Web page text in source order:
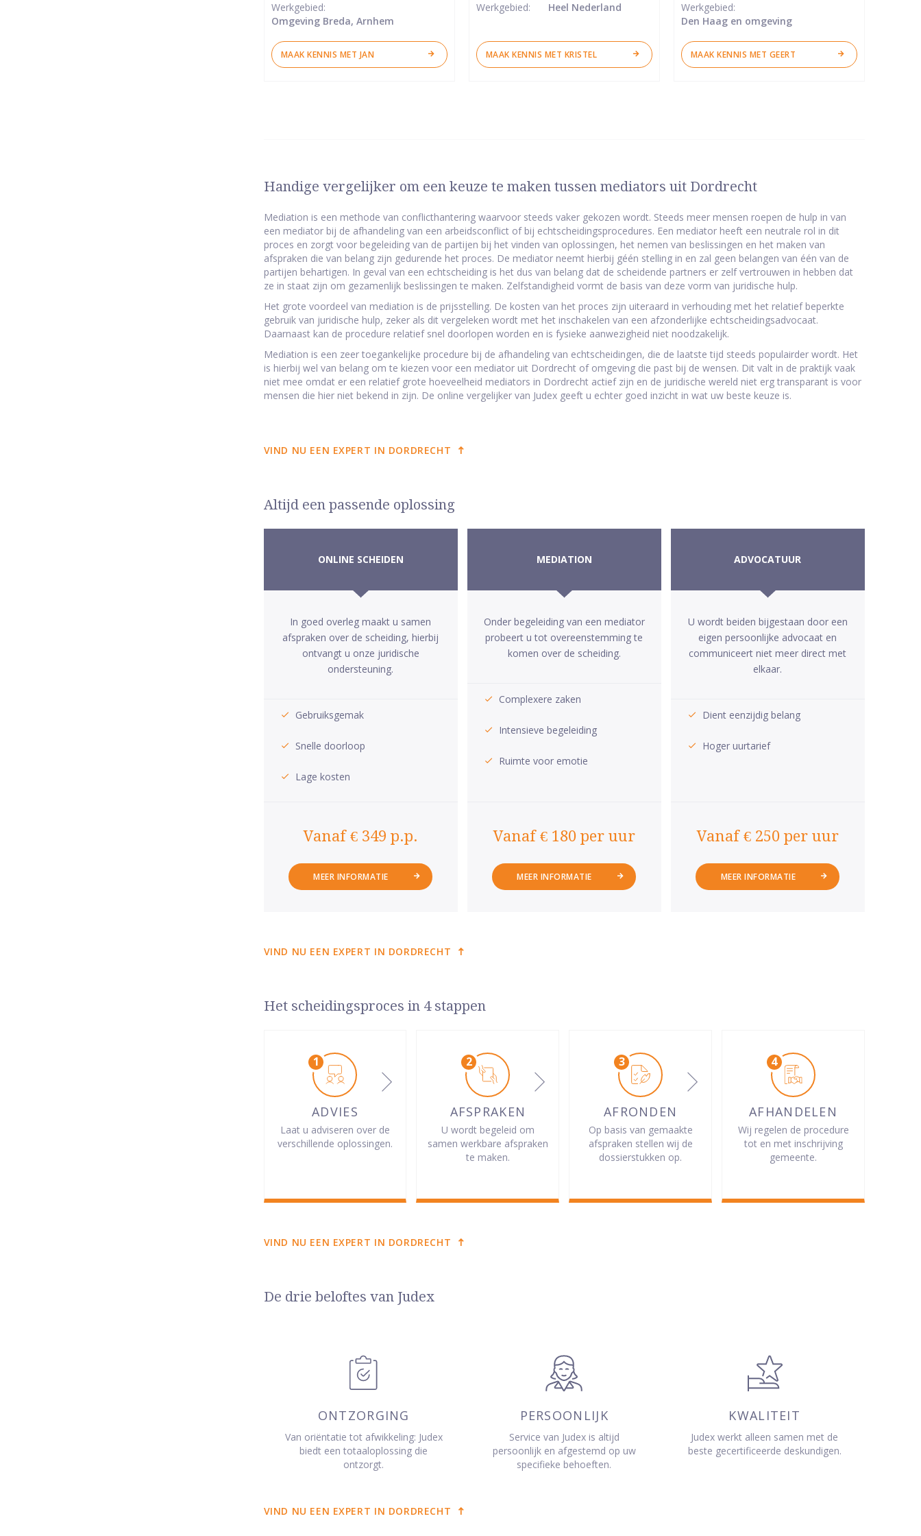
Werkgebied:
Omgeving Breda, Arnhem
MAAK KENNIS MET JAN
Werkgebied:
Heel Nederland
MAAK KENNIS MET KRISTEL
Werkgebied:
Den Haag en omgeving
MAAK KENNIS MET GEERT
Handige vergelijker om een keuze te maken tussen mediators uit Dordrecht
Mediation is een methode van conflicthantering waarvoor steeds vaker gekozen wordt. Steeds meer mensen roepen de hulp in van
een mediator bij de afhandeling van een arbeidsconflict of bij echtscheidingsprocedures. Een mediator heeft een neutrale rol in dit
proces en zorgt voor begeleiding van de partijen bij het vinden van oplossingen, het nemen van beslissingen en het maken van
afspraken die van belang zijn gedurende het proces. De mediator neemt hierbij géén stelling in en zal geen belangen van één van de
partijen behartigen. In geval van een echtscheiding is het dus van belang dat de scheidende partners er zelf vertrouwen in hebben dat
ze in staat zijn om gezamenlijk beslissingen te maken. Zelfstandigheid vormt de basis van deze vorm van juridische hulp.
Het grote voordeel van mediation is de prijsstelling. De kosten van het proces zijn uiteraard in verhouding met het relatief beperkte
gebruik van juridische hulp, zeker als dit vergeleken wordt met het inschakelen van een afzonderlijke echtscheidingsadvocaat.
Daarnaast kan de procedure relatief snel doorlopen worden en is fysieke aanwezigheid niet noodzakelijk.
Mediation is een zeer toegankelijke procedure bij de afhandeling van echtscheidingen, die de laatste tijd steeds populairder wordt. Het
is hierbij wel van belang om te kiezen voor een mediator uit Dordrecht of omgeving die past bij de wensen. Dit valt in de praktijk vaak
niet mee omdat er een relatief grote hoeveelheid mediators in Dordrecht actief zijn en de juridische wereld niet erg transparant is voor
mensen die hier niet bekend in zijn. De online vergelijker van Judex geeft u echter goed inzicht in wat uw beste keuze is.
VIND NU EEN EXPERT IN DORDRECHT
Altijd een passende oplossing
ONLINE SCHEIDEN
In goed overleg maakt u samen
afspraken over de scheiding, hierbij
ontvangt u onze juridische
ondersteuning.
Gebruiksgemak
Snelle doorloop
Lage kosten
Vanaf € 349 p.p.
MEER INFORMATIE
MEDIATION
Onder begeleiding van een mediator
probeert u tot overeenstemming te
komen over de scheiding.
Complexere zaken
Intensieve begeleiding
Ruimte voor emotie
Vanaf € 180 per uur
MEER INFORMATIE
ADVOCATUUR
U wordt beiden bijgestaan door een
eigen persoonlijke advocaat en
communiceert niet meer direct met
elkaar.
Dient eenzijdig belang
Hoger uurtarief
Vanaf € 250 per uur
MEER INFORMATIE
VIND NU EEN EXPERT IN DORDRECHT
Het scheidingsproces in 4 stappen
ADVIES
Laat u adviseren over de
verschillende oplossingen.
AFSPRAKEN
U wordt begeleid om
samen werkbare afspraken
te maken.
AFRONDEN
Op basis van gemaakte
afspraken stellen wij de
dossierstukken op.
AFHANDELEN
Wij regelen de procedure
tot en met inschrijving
gemeente.
VIND NU EEN EXPERT IN DORDRECHT
De drie beloftes van Judex
ONTZORGING
Van oriëntatie tot afwikkeling: Judex
biedt een totaaloplossing die
ontzorgt.
PERSOONLIJK
Service van Judex is altijd
persoonlijk en afgestemd op uw
specifieke behoeften.
KWALITEIT
Judex werkt alleen samen met de
beste gecertificeerde deskundigen.
VIND NU EEN EXPERT IN DORDRECHT